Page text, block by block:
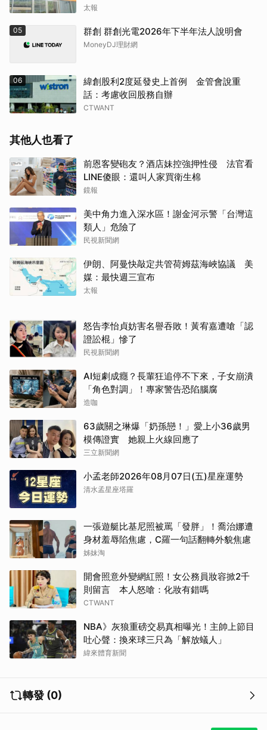
太報
05 群創 群創光電2026年下半年法人說明會
MoneyDJ理財網
06
緯創股利2度延發史上首例 金管會說重
話：考慮收回股務自辦
CTWANT
其他人也看了
前恩客變砲友？酒店妹控強押性侵 法官看
LINE傻眼：還叫人家買衛生棉
鏡報
美中角力進入深水區！謝金河示警「台灣這
類人」危險了
民視新聞網
伊朗、阿曼快敲定共管荷姆茲海峽協議 美
媒：最快週三宣布
太報
怒告李怡貞妨害名譽吞敗！黃宥嘉遭嗆「認
證訟棍」慘了
民視新聞網
AI短劇成癮？長輩狂追停不下來，子女崩潰
「角色對調」！專家警告恐陷腦腐
造咖
63歲關之琳爆「奶孫戀！」愛上小36歲男
模傳證實 她親上火線回應了
三立新聞網
小孟老師2026年08月07日(五)星座運勢
清水孟星座塔羅
一張遊艇比基尼照被罵「發胖」！喬治娜遭
身材羞辱陷焦慮，C羅一句話翻轉外貌焦慮
姊妹淘
開會照意外變網紅照！女公務員妝容掀2千
則留言 本人怒嗆：化妝有錯嗎
CTWANT
NBA》灰狼重磅交易真相曝光！主帥上節目
吐心聲：換來球三只為「解放蟻人」
緯來體育新聞
轉發 (0)